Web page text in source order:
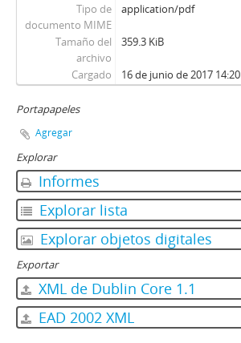
Tipo de
documento MIME
application/pdf
Tamaño del
archivo
359.3 KiB
Cargado 16 de junio de 2017 14:20
Portapapeles
Agregar
Explorar
Informes
Explorar lista
Explorar objetos digitales
Exportar
XML de Dublin Core 1.1
EAD 2002 XML